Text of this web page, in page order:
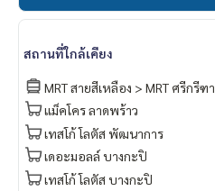
สถานที่ใกล้เคียง
MRT สายสีเหลือง > MRT ศรีกรีฑา
แม็คโคร ลาดพร้าว
เทสโก้ โลตัส​ พัฒนาการ
เดอะมอลล์ บางกะปิ
เทสโก้ โลตัส บางกะปิ